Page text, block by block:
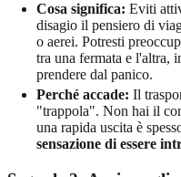
Cosa significa: Eviti
disagio il pensiero di
o aerei. Potresti
tra una fermata e l'altra,
prendere dal panico.
Perché accade: Il
"trappola". Non hai il
una rapida uscita è
sensazione di essere